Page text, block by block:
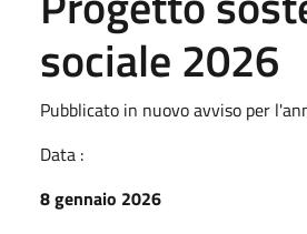
sociale 2026
Pubblicato in nuovo avviso per
Data :
8 gennaio 2026